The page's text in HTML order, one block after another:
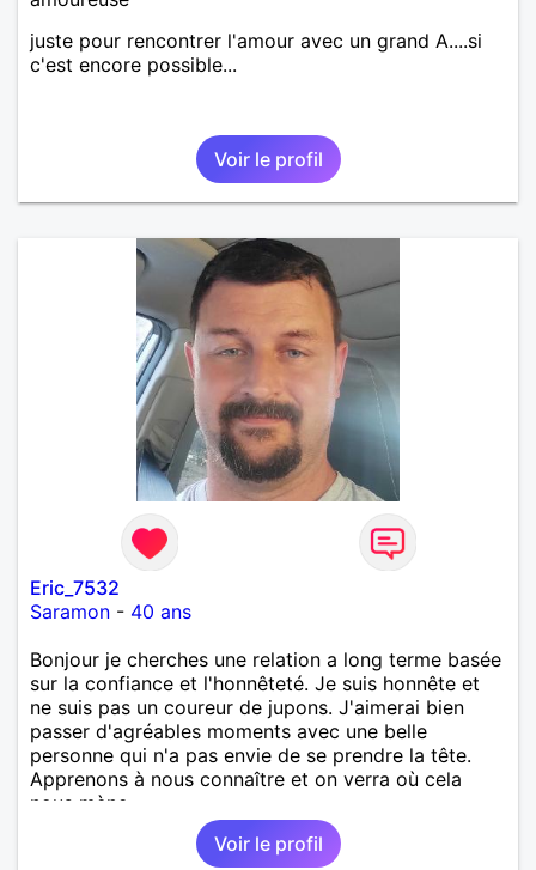
juste pour rencontrer l'amour avec un grand A....si
c'est encore possible...
Voir le profil
Eric_7532
Saramon - 40 ans
Bonjour je cherches une relation a long terme basée
sur la confiance et l'honnêteté. Je suis honnête et
ne suis pas un coureur de jupons. J'aimerai bien
passer d'agréables moments avec une belle
personne qui n'a pas envie de se prendre la tête.
Apprenons à nous connaître et on verra où cela
nous mène...
Voir le profil